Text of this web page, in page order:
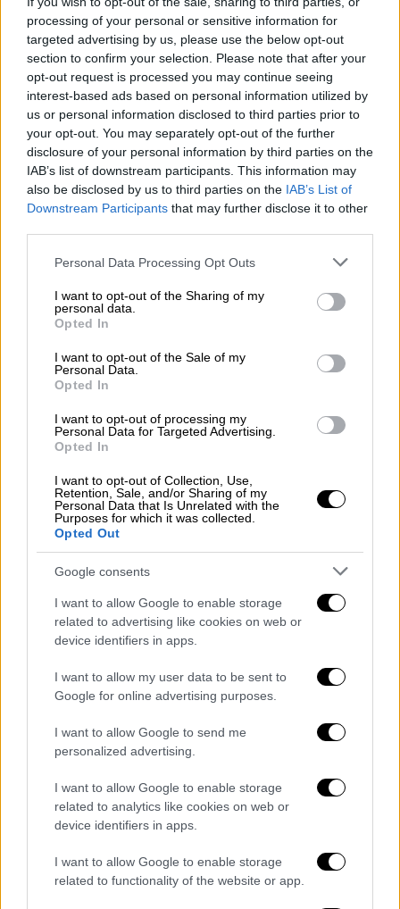
processing of your personal or sensitive information for
targeted advertising by us, please use the below opt-out
section to confirm your selection. Please note that after your
opt-out request is processed you may continue seeing
interest-based ads based on personal information utilized by
us or personal information disclosed to third parties prior to
your opt-out. You may separately opt-out of the further
disclosure of your personal information by third parties on the
IAB’s list of downstream participants. This information may
also be disclosed by us to third parties on the IAB’s List of
Downstream Participants that may further disclose it to other
Please note that this website/app uses one or more Google
not limited to your visit or usage behaviour. You may click to
grant or deny consent to Google and its third-party tags to
use your data for below specified purposes in below Google
consent section.
Personal Data Processing Opt Outs
I want to opt-out of the Sharing of my
personal data.
Opted In
I want to opt-out of the Sale of my
Personal Data.
Opted In
I want to opt-out of processing my
Personal Data for Targeted Advertising.
Opted In
I want to opt-out of Collection, Use,
Retention, Sale, and/or Sharing of my
Personal Data that Is Unrelated with the
Purposes for which it was collected.
Opted Out
Google consents
I want to allow Google to enable storage
related to advertising like cookies on web or
device identifiers in apps.
I want to allow my user data to be sent to
Google for online advertising purposes.
I want to allow Google to send me
personalized advertising.
I want to allow Google to enable storage
related to analytics like cookies on web or
device identifiers in apps.
I want to allow Google to enable storage
related to functionality of the website or app.
έναν παράγοντας που ενδέχεται να
επηρεάζει τον κίνδυνο νόσησης
Οικονομία|08.04.2026 16:07
Νέες αυξήσεις στα τσιγάρα: Στα 6,5
του Ευρωκοινοβουλίου
Η μελέτη που επικαλείται το
Ευρωκοινοβούλιο δείχνει την Ελλάδα να
βρίσκεται στις χώρες που θα χρειαστούν
μεγάλες προσαρμογές
Our Network 08.02.2026 07:23
Τέσσερις τρόποι για να απαλλαγούμε